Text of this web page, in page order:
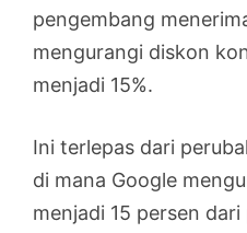
pengembang
mengurangi diskon
menjadi 15%.
Ini terlepas dari
di mana Google
menjadi 15 persen